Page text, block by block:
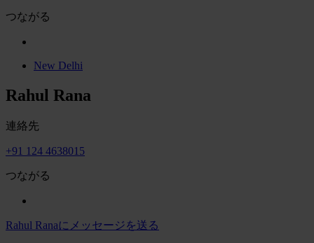
つながる
New Delhi
Rahul Rana
連絡先
+91 124 4638015
つながる
Rahul Ranaにメッセージを送る